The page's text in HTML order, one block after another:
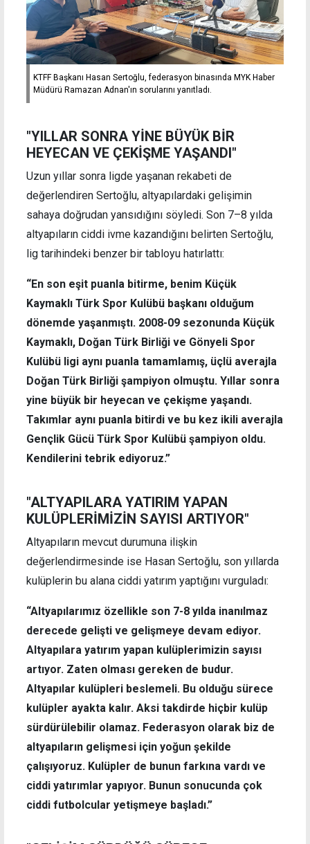
KTFF Başkanı Hasan Sertoğlu, federasyon binasında MYK Haber
Müdürü Ramazan Adnan'ın sorularını yanıtladı.
"YILLAR SONRA YİNE BÜYÜK BİR
HEYECAN VE ÇEKİŞME YAŞANDI"
Uzun yıllar sonra ligde yaşanan rekabeti de
değerlendiren Sertoğlu, altyapılardaki gelişimin
sahaya doğrudan yansıdığını söyledi. Son 7–8 yılda
altyapıların ciddi ivme kazandığını belirten Sertoğlu,
lig tarihindeki benzer bir tabloyu hatırlattı:
“En son eşit puanla bitirme, benim Küçük
Kaymaklı Türk Spor Kulübü başkanı olduğum
dönemde yaşanmıştı. 2008-09 sezonunda Küçük
Kaymaklı, Doğan Türk Birliği ve Gönyeli Spor
Kulübü ligi aynı puanla tamamlamış, üçlü averajla
Doğan Türk Birliği şampiyon olmuştu. Yıllar sonra
yine büyük bir heyecan ve çekişme yaşandı.
Takımlar aynı puanla bitirdi ve bu kez ikili averajla
Gençlik Gücü Türk Spor Kulübü şampiyon oldu.
Kendilerini tebrik ediyoruz.”
"ALTYAPILARA YATIRIM YAPAN
KULÜPLERİMİZİN SAYISI ARTIYOR"
Altyapıların mevcut durumuna ilişkin
değerlendirmesinde ise Hasan Sertoğlu, son yıllarda
kulüplerin bu alana ciddi yatırım yaptığını vurguladı:
“Altyapılarımız özellikle son 7-8 yılda inanılmaz
derecede gelişti ve gelişmeye devam ediyor.
Altyapılara yatırım yapan kulüplerimizin sayısı
artıyor. Zaten olması gereken de budur.
Altyapılar kulüpleri beslemeli. Bu olduğu sürece
kulüpler ayakta kalır. Aksi takdirde hiçbir kulüp
sürdürülebilir olamaz. Federasyon olarak biz de
altyapıların gelişmesi için yoğun şekilde
çalışıyoruz. Kulüpler de bunun farkına vardı ve
ciddi yatırımlar yapıyor. Bunun sonucunda çok
ciddi futbolcular yetişmeye başladı.”